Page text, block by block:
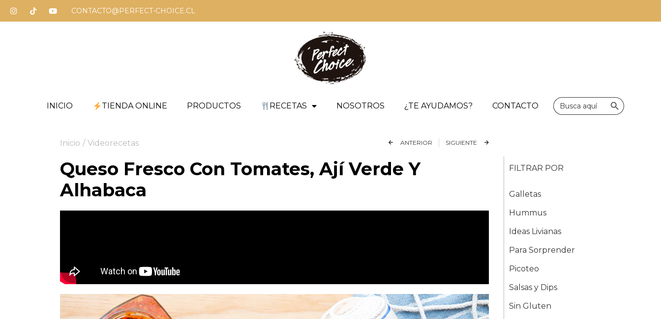
CONTACTO@PERFECT-CHOICE.CL
INICIO TIENDA ONLINE PRODUCTOS RECETAS NOSOTROS ¿TE AYUDAMOS? CONTACTO
Buscar: Botón de
Inicio / Videorecetas ANTERIOR SIGUIENTE
Queso Fresco Con Tomates, Ají Verde Y
Alhabaca
FILTRAR POR
Galletas
Hummus
Ideas Livianas
Para Sorprender
Picoteo
Salsas y Dips
Sin Gluten